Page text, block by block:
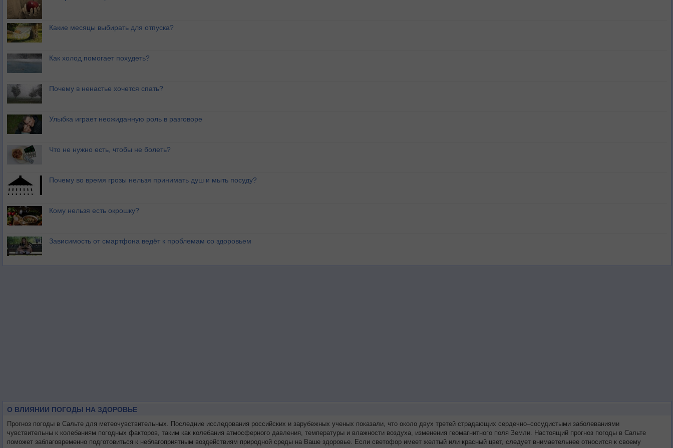
Какие месяцы выбирать для отпуска?
Как холод помогает похудеть?
Почему в ненастье хочется спать?
Улыбка играет неожиданную роль в разговоре
Что не нужно есть, чтобы не болеть?
Почему во время грозы нельзя принимать душ и мыть посуду?
Кому нельзя есть окрошку?
Зависимость от смартфона ведёт к проблемам со здоровьем
О ВЛИЯНИИ ПОГОДЫ НА ЗДОРОВЬЕ
Прогноз погоды в Сальте для метеочувствительных. Последние исследования российских и зарубежных ученых показали, что около двух третей страдающих сердечно–сосудистыми заболеваниями
чувствительны к колебаниям погодных факторов, таким как колебания атмосферного давления, температуры и влажности воздуха, изменения геомагнитного поля Земли. Настоящий прогноз погоды в Сальте
поможет заблаговременно подготовиться к неблагоприятным воздействиям природной среды на Ваше здоровье. Если светофор имеет желтый или красный цвет, следует внимаетельнее относится к своему